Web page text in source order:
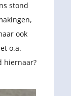
stond
ook
o.a.
hiernaar?